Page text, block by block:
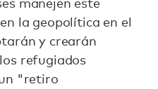
la geopolítica en el
y crearán
refugiados
"retiro